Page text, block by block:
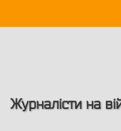
Журналісти на